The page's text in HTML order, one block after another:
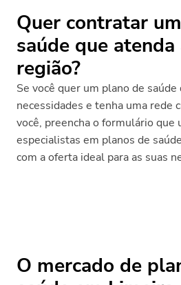
Quer contratar
saúde que atenda
região?
Se você quer um plano de saúde
necessidades e tenha uma rede
você, preencha o formulário que
especialistas em planos de
com a oferta ideal para as suas
O mercado de